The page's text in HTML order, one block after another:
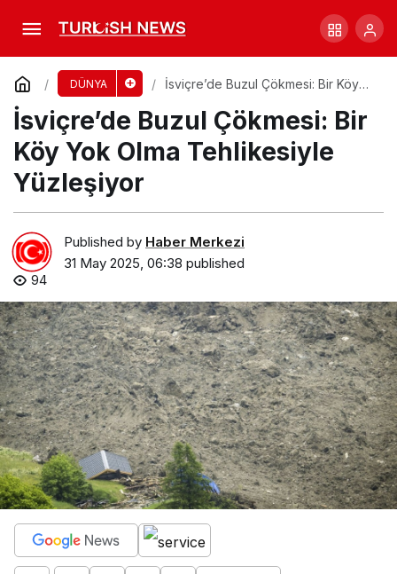
DÜNYA
İsviçre’de Buzul Çökmesi: Bir Köy
İsviçre’de Buzul Çökmesi: Bir
Köy Yok Olma Tehlikesiyle
Yüzleşiyor
Published by Haber Merkezi
31 May 2025, 06:38 published
94
Yeni Zelanda’da Sanat Eserine Tepki: Bayrak
Kaldırıldı
Comment Share